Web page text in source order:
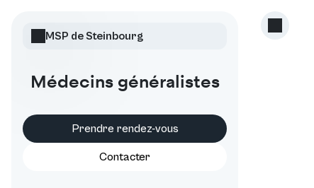
MSP de Steinbourg
Médecins généralistes
Prendre rendez-vous
Contacter